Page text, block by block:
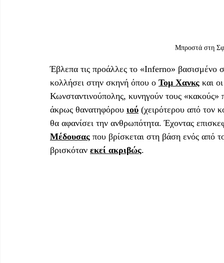
Μπροστά στη
Έβλεπα τις προάλλες το «Inferno»
κολλήσει στην σκηνή όπου ο Τομ Χανκς και
Κωνσταντινούπολης, κυνηγούν τους
άκρως θανατηφόρου ιού (χειρότερου από τον
θα αφανίσει την ανθρωπότητα. Έχοντας
Μέδουσας που βρίσκεται στη βάση ενός από
βρισκόταν εκεί ακριβώς.